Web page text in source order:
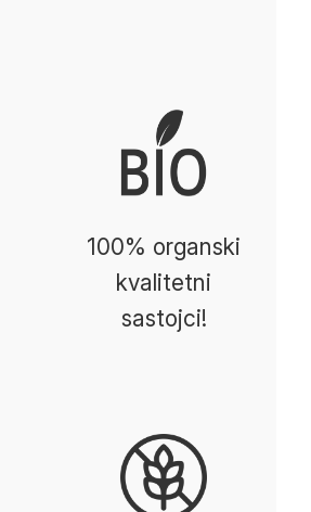
100% organski
kvalitetni
sastojci!